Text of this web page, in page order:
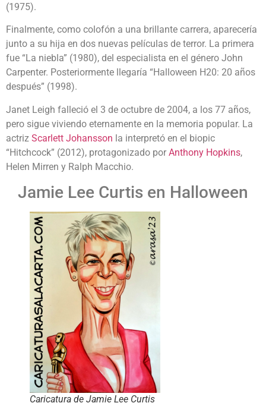
(1975).
Finalmente, como colofón a una brillante carrera, aparecería
junto a su hija en dos nuevas películas de terror. La primera
fue “La niebla” (1980), del especialista en el género John
Carpenter. Posteriormente llegaría “Halloween H20: 20 años
después” (1998).
Janet Leigh falleció el 3 de octubre de 2004, a los 77 años,
pero sigue viviendo eternamente en la memoria popular. La
actriz Scarlett Johansson la interpretó en el biopic
“Hitchcock” (2012), protagonizado por Anthony Hopkins,
Helen Mirren y Ralph Macchio.
Jamie Lee Curtis en Halloween
Caricatura de Jamie Lee Curtis